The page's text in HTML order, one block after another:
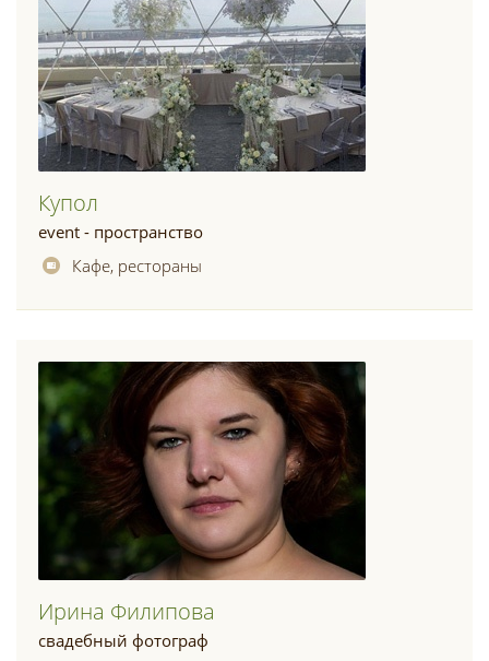
Купол
event - пространство
Кафе, рестораны
Ирина Филипова
свадебный фотограф